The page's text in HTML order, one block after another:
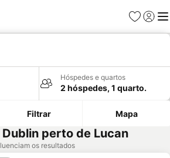
Favoritos
Iniciar
Hóspedes e quartos
2 hóspedes, 1 quarto.
Filtrar Mapa
perto de Lucan
os resultados